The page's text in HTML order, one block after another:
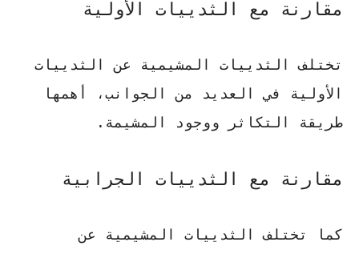
مقارنة مع الثدييات الأولية
تختلف الثدييات المشيمية عن الثدييات
الأولية في العديد من الجوانب، أهمها
طريقة التكاثر ووجود المشيمة.
مقارنة مع الثدييات الجرابية
كما تختلف الثدييات المشيمية عن